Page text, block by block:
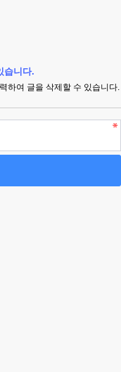
습니다.
하여 글을 삭제할 수 있습니다.